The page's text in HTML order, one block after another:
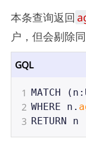
本条查询返回
户，但会剔除
GQL
1 MATCH ( n :
2 WHERE n .
3 RETURN n